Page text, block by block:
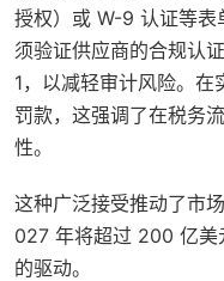
授权）或 W-9 认证等表
须验证供应商的合规认
1，以减轻审计风险。
罚款，这强调了在税务
性。
这种广泛接受推动了市
027 年将超过 200 亿美
的驱动。